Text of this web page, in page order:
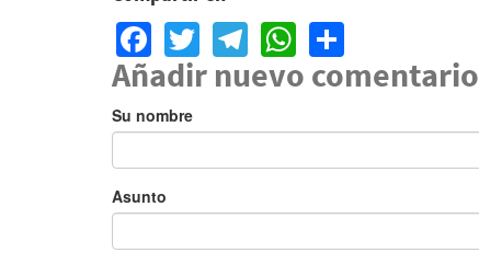
Facebook
TwitterTelegram
WhatsApp
Añadir nuevo comentario
Su nombre
Asunto